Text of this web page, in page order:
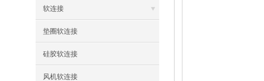
软连接
垫圈软连接
硅胶软连接
风机软连接